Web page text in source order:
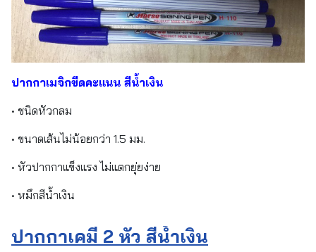
ปากกาเมจิกขีดคะแนน สีน้ำเงิน
• ชนิดหัวกลม
• ขนาดเส้นไม่น้อยกว่า 1.5 มม.
• หัวปากกาแข็งแรง ไม่แตกยุ่ยง่าย
• หมึกสีน้ำเงิน
ปากกาเคมี 2 หัว สีน้ำเงิน